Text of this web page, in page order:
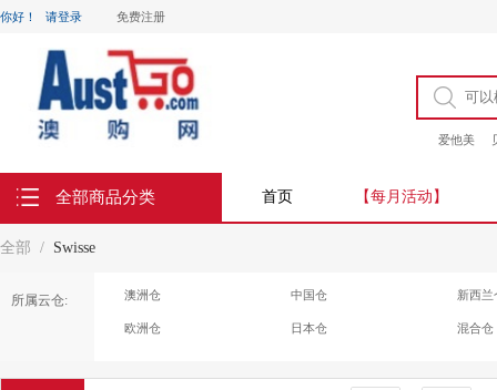
你好！ 请登录 免费注册
爱他美
全部商品分类 首页 【每月活动】
全部 Swisse
所属云仓: 澳洲仓 中国仓 新西兰
欧洲仓 日本仓 混合仓